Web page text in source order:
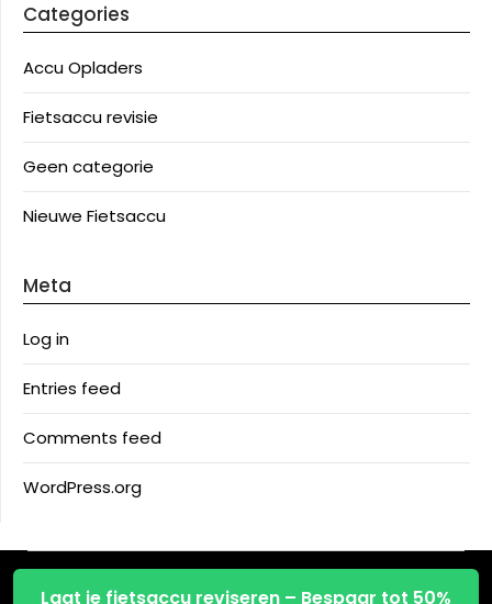
Categories
Accu Opladers
Fietsaccu revisie
Geen categorie
Nieuwe Fietsaccu
Meta
Log in
Entries feed
Comments feed
WordPress.org
©2026 Fietsaccu reparatie
Laat je fietsaccu reviseren – Bespaar tot 50%